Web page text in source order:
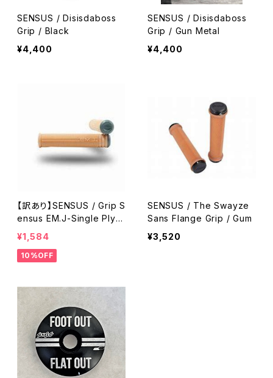
SENSUS / Disisdaboss
Grip / Black
¥4,400
SENSUS / Disisdaboss
Grip / Gun Metal
¥4,400
【訳あり】SENSUS / Grip S
ensus EM.J-Single Ply /
Gum
¥1,584
10%OFF
SENSUS / The Swayze
Sans Flange Grip / Gum
¥3,520